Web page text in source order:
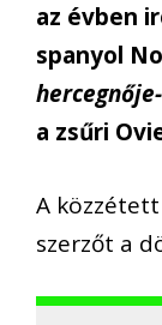
az évben
spanyol
a zsűri
A
szerzőt a